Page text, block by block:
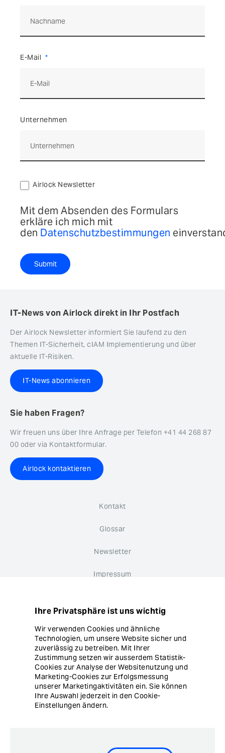
E-Mail
Unternehmen
Airlock Newsletter
Mit dem Absenden des Formulars
erkläre ich mich mit
den Datenschutzbestimmungen
Submit
IT-News von Airlock direkt in Ihr Postfach
Der Airlock Newsletter informiert Sie laufend zu den
Themen IT-Sicherheit, cIAM Implementierung und über
aktuelle IT-Risiken.
IT-News abonnieren
Sie haben Fragen?
Wir freuen uns über Ihre Anfrage per Telefon +41 44 268 87
00 oder via Kontaktformular.
Airlock kontaktieren
Kontakt
Glossar
Newsletter
Impressum
Cookie Einstellungen
© Copyright Ergon Informatik AG
Ihre Privatsphäre ist uns wichtig
Wir verwenden Cookies und ähnliche
Technologien, um unsere Website sicher und
zuverlässig zu betreiben. Mit Ihrer
Zustimmung setzen wir ausserdem Statistik-
Cookies zur Analyse der Websitenutzung und
Marketing-Cookies zur Erfolgsmessung
unserer Marketingaktivitäten ein. Sie können
Ihre Auswahl jederzeit in den Cookie-
Einstellungen ändern.